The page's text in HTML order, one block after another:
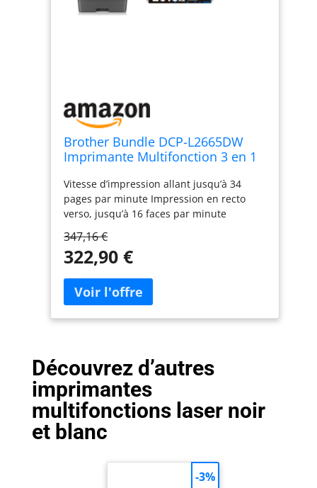
Brother Bundle DCP-L2665DW
Imprimante Multifonction 3 en 1
Noir et Blanc, WiFi et Ethernet +
Toner XL Original TN-2510XL Noir
supplémentaire (Capacité de 3
000 Pages)
Vitesse d’impression allant jusqu’à 34
pages par minute Impression en recto
verso, jusqu’à 16 faces par minute
minute Ethernet, WiFi 5GHz et USB
Chargeur automatique de document de
supplémentaire d'une capcité de 3 000
pages
347,16 €
322,90 €
Découvrez d’autres
imprimantes
multifonctions laser noir
et blanc
-3%